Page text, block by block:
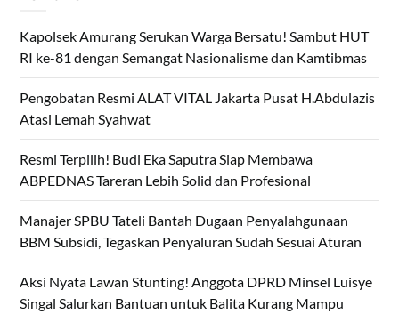
Kapolsek Amurang Serukan Warga Bersatu! Sambut HUT
RI ke-81 dengan Semangat Nasionalisme dan Kamtibmas
Pengobatan Resmi ALAT VITAL Jakarta Pusat H.Abdulazis
Atasi Lemah Syahwat
Resmi Terpilih! Budi Eka Saputra Siap Membawa
ABPEDNAS Tareran Lebih Solid dan Profesional
Manajer SPBU Tateli Bantah Dugaan Penyalahgunaan
BBM Subsidi, Tegaskan Penyaluran Sudah Sesuai Aturan
Aksi Nyata Lawan Stunting! Anggota DPRD Minsel Luisye
Singal Salurkan Bantuan untuk Balita Kurang Mampu